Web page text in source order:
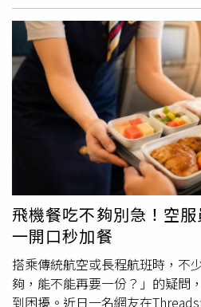
過。原PO提到，他之所以選擇
順，他只要負責找職缺丟履歷就
力很好，將情緒價值給得很滿，
像是有些專案明明只是協助，AI
能他只是碰過而已，AI卻描述得
如果真的拿這份去面試，不就跟
PO感嘆，AI經常把人寫得很完
高、溝通能力強、學習速度快
本沒有菜鳥，每個都是六邊形戰
雖然現在還是會用AI，但不敢再
歷寫完，再丟給AI順句子、改錯
個專案你當時怎麼做的？你腦袋
貼文曝光後，不少鄉民紛紛在底
信AI」、「用AI改履歷，你敢不
完都不看喔」、「我也用AI寫履
大、要真實的，AI就不會亂寫了
飛機餐吃不夠別急！空
一開口秒加餐
搭乘傳統航空或長程航班時，不
夠，能不能再要一份？」的疑問
到困擾。近日一名網友在